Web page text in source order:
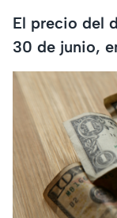
El precio del
30 de junio,